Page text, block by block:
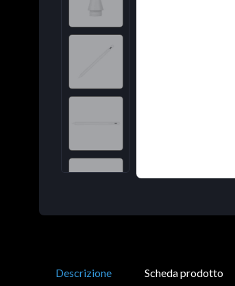
Descrizione Scheda prodotto